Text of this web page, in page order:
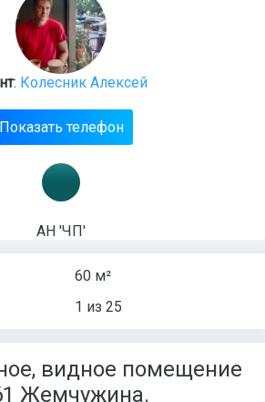
: Колесник Алексей
Показать телефон
АН 'ЧП'
60 м²
1 из 25
видное помещение
Жемчужина.